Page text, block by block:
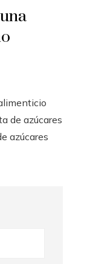
de azúcares
azúcares